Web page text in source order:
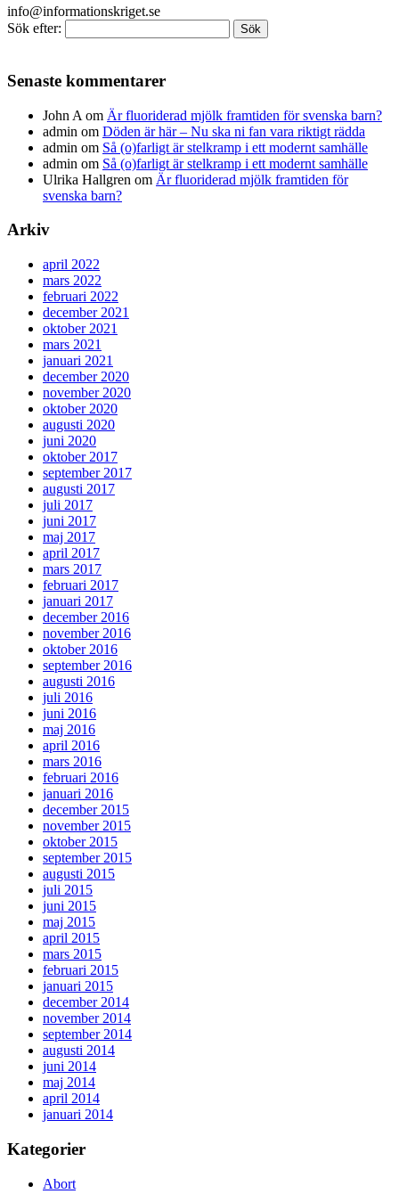
info@informationskriget.se
Sök efter:
Senaste kommentarer
John A om Är fluoriderad mjölk framtiden för svenska barn?
admin om Döden är här – Nu ska ni fan vara riktigt rädda
admin om Så (o)farligt är stelkramp i ett modernt samhälle
admin om Så (o)farligt är stelkramp i ett modernt samhälle
Ulrika Hallgren om Är fluoriderad mjölk framtiden för
svenska barn?
Arkiv
april 2022
mars 2022
februari 2022
december 2021
oktober 2021
mars 2021
januari 2021
december 2020
november 2020
oktober 2020
augusti 2020
juni 2020
oktober 2017
september 2017
augusti 2017
juli 2017
juni 2017
maj 2017
april 2017
mars 2017
februari 2017
januari 2017
december 2016
november 2016
oktober 2016
september 2016
augusti 2016
juli 2016
juni 2016
maj 2016
april 2016
mars 2016
februari 2016
januari 2016
december 2015
november 2015
oktober 2015
september 2015
augusti 2015
juli 2015
juni 2015
maj 2015
april 2015
mars 2015
februari 2015
januari 2015
december 2014
november 2014
september 2014
augusti 2014
juni 2014
maj 2014
april 2014
januari 2014
Kategorier
Abort